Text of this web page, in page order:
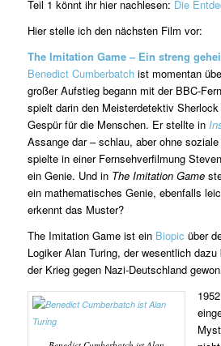
Teil 1 könnt ihr hier nachlesen: Die
Hier stelle ich den nächsten Film vor:
The Imitation Game – Ein streng
Benedict Cumberbatchist momentan
großer Aufstieg begann mit der BBC-
spielt darin den Meisterdetektiv
Gespür für die Menschen. Er stellte in
Assange dar – schlau, aber ohne
spielte in einer Fernsehverfilmung
ein Genie. Und in The Imitation Game
ein mathematisches Genie, ebenfalls
erkennt das Muster?
The Imitation Game ist ein Biopic über
Logiker Alan Turing, der wesentlich
der Krieg gegen Nazi-Deutschland